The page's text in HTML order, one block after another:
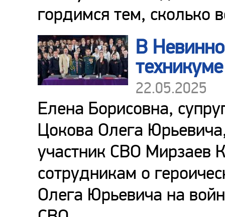
гордимся тем, сколько
В
22.05.2025
Елена Борисовна,
Цокова Олега
участник СВО Мирзаев
сотрудникам о
Олега Юрьевича на